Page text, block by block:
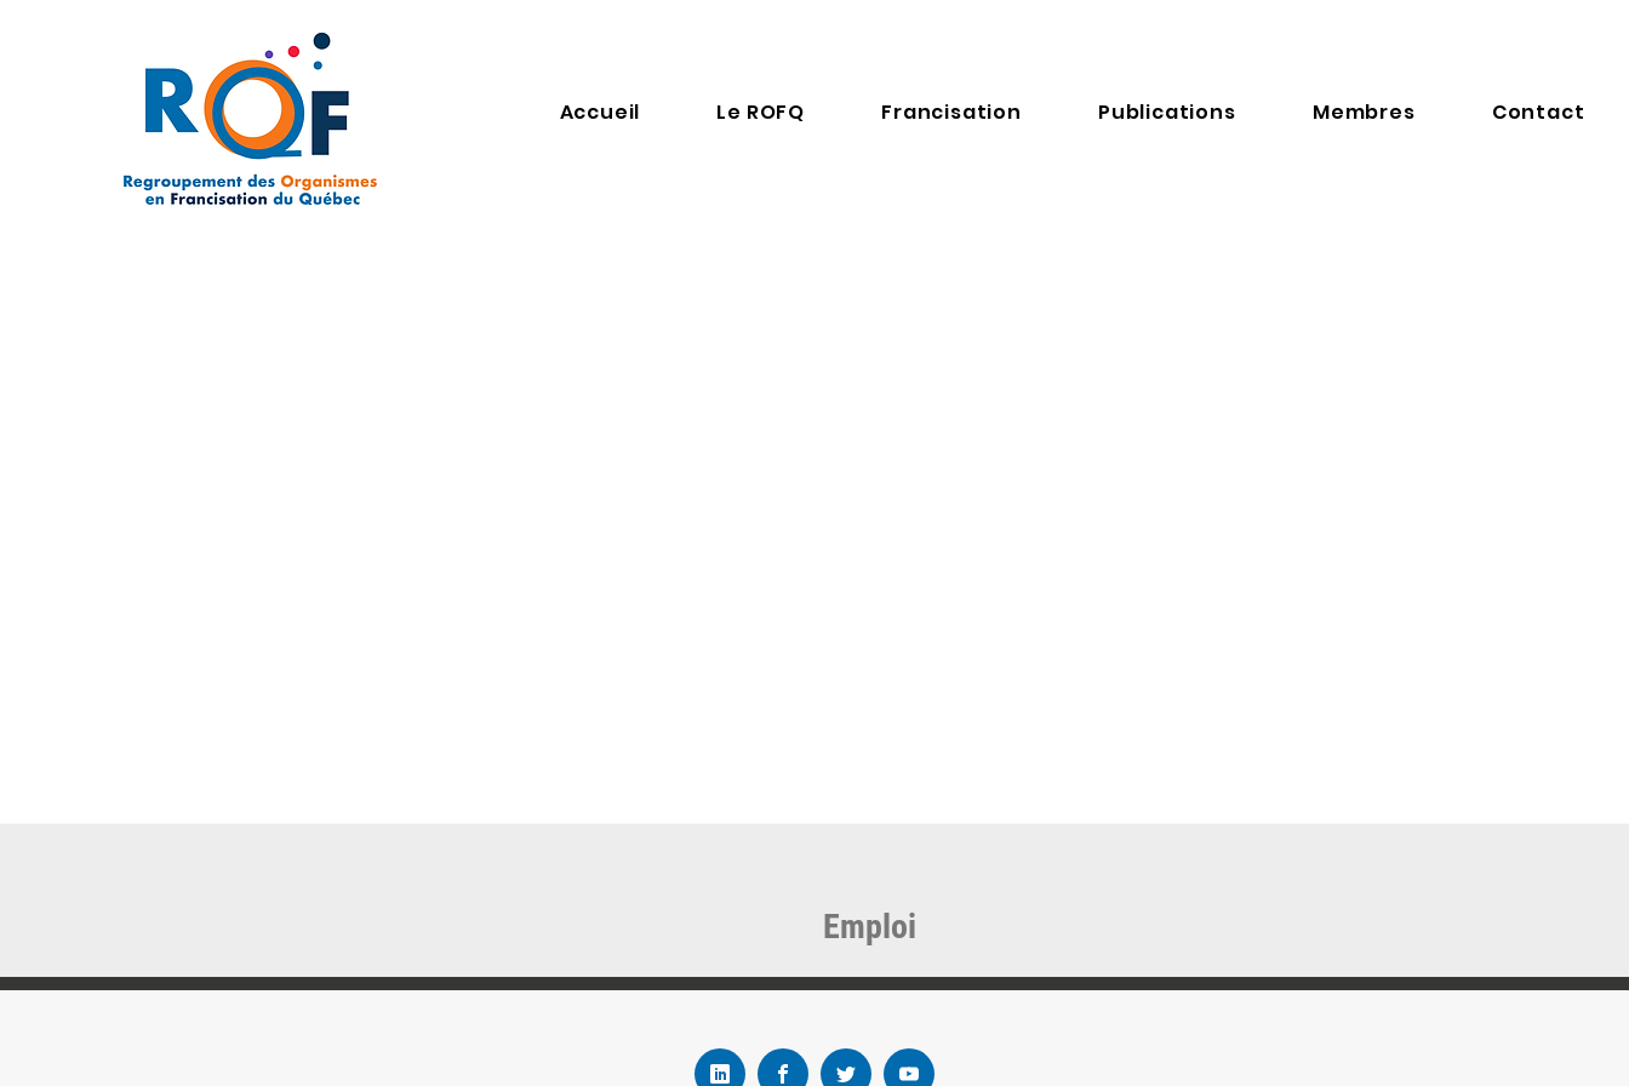
Accueil Le ROFQ Francisation Publications Membres Contact
Emploi